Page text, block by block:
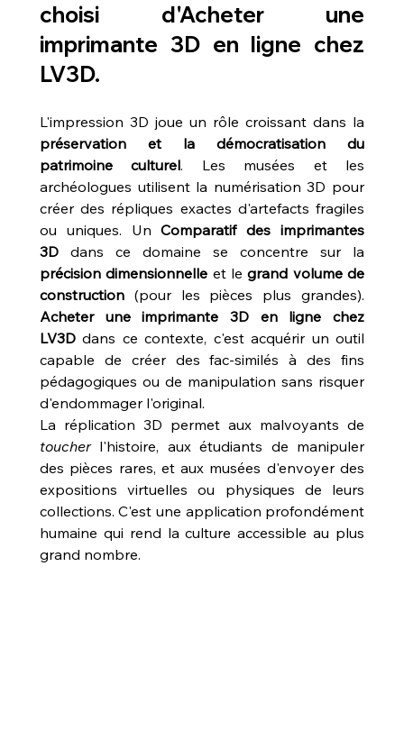
choisi d'Acheter une
imprimante 3D en ligne chez
LV3D.
préservation et la démocratisation du
patrimoine culturel. Les musées et les
archéologues utilisent la numérisation 3D pour
créer des répliques exactes d'artefacts fragiles
ou uniques. Un Comparatif des imprimantes
3D
précision dimensionnelle et le grand volume de
construction
Acheter une imprimante 3D en ligne chez
LV3D dans ce contexte, c'est acquérir un outil
capable de créer des fac-similés à des fins
pédagogiques ou de manipulation sans risquer
d'endommager l'original.
toucher l'histoire, aux étudiants de manipuler
des pièces rares, et aux musées d'envoyer des
expositions virtuelles ou physiques de leurs
collections. C'est une application profondément
humaine qui rend la culture accessible au plus
grand nombre.